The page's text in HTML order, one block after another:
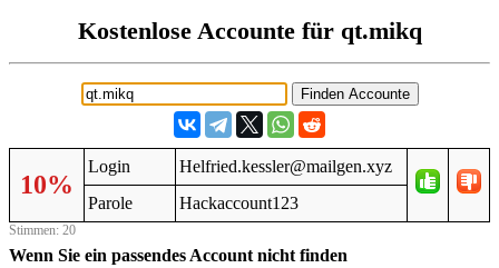
Kostenlose Accounte für qt.mikq
10%
Login
Helfried.kessler@mailgen.xyz
Parole
Hackaccount123
Stimmen: 20
Wenn Sie ein passendes Account nicht finden